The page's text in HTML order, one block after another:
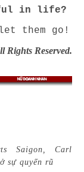
in life?
them go!
Rights Reserved.
Saigon, Carl
sự quyến rũ